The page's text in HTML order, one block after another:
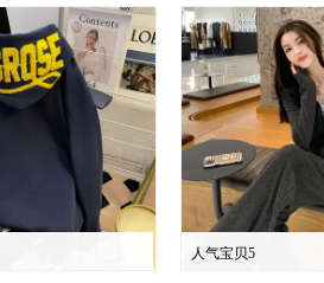
人气宝贝5